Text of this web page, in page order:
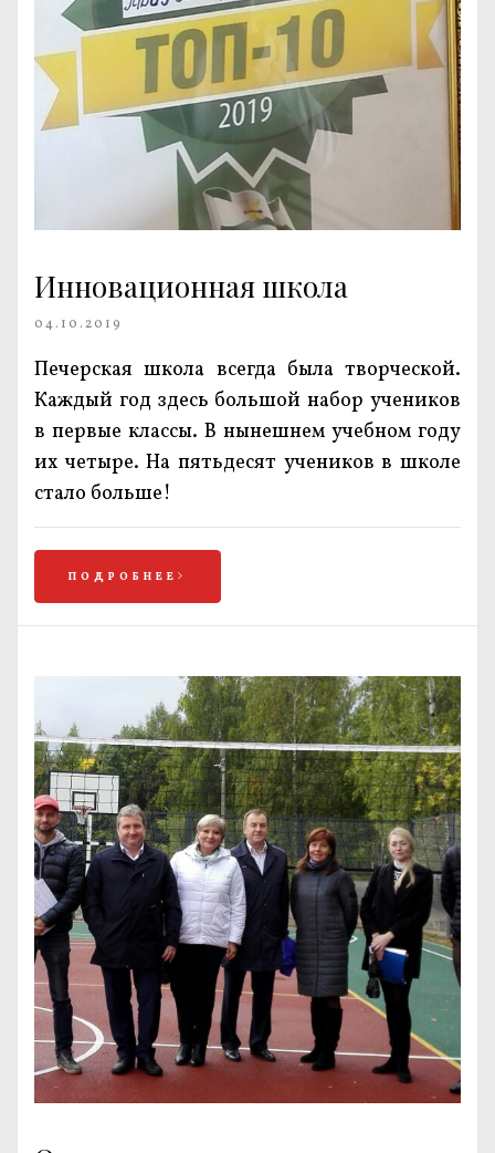
Инновационная школа
04.10.2019
Печерская школа всегда была творческой.
Каждый год здесь большой набор учеников
в первые классы. В нынешнем учебном году
их четыре. На пятьдесят учеников в школе
стало больше!
ПОДРОБНЕЕ